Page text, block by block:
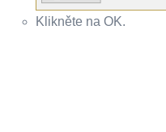
Klikněte na OK.